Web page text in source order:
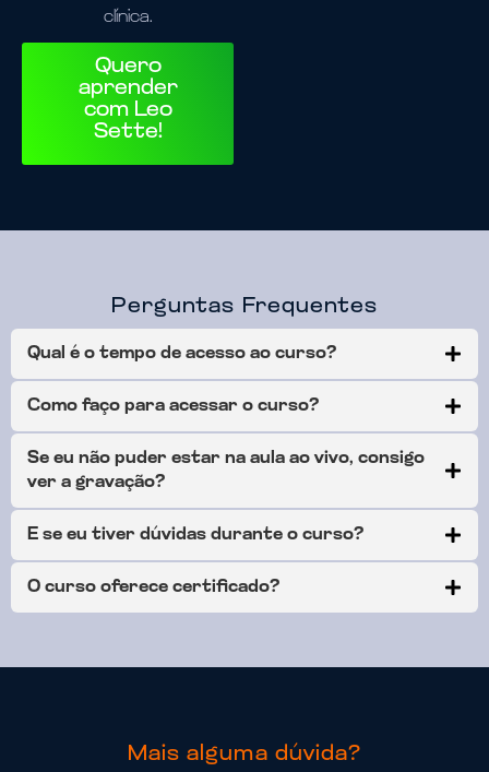
clínica.
Quero
aprender
com Leo
Sette!
Perguntas Frequentes
Qual é o tempo de acesso ao curso?
Como faço para acessar o curso?
Se eu não puder estar na aula ao vivo, consigo
ver a gravação?
E se eu tiver dúvidas durante o curso?
O curso oferece certificado?
Mais alguma dúvida?